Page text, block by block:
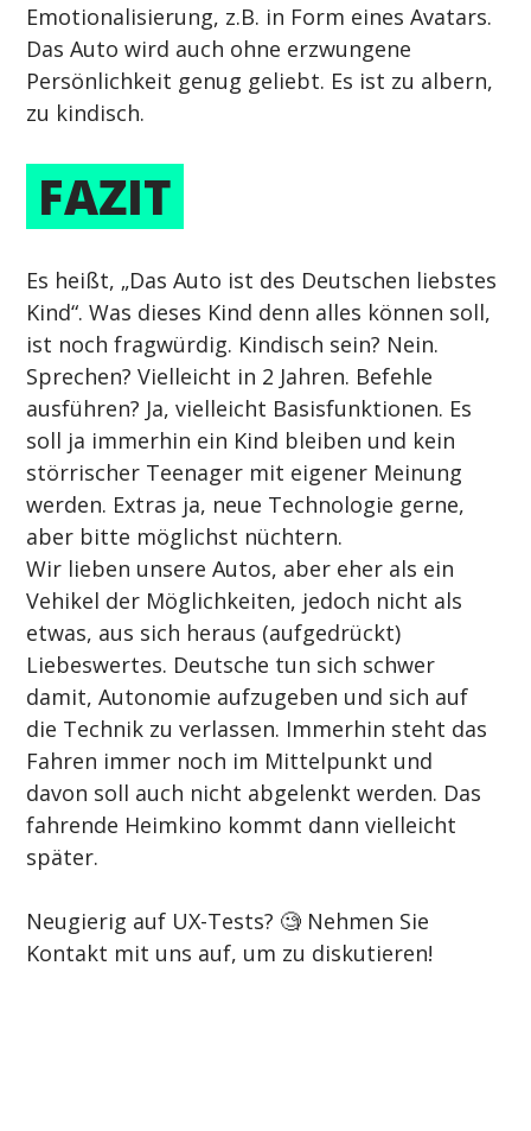
Emotionalisierung, z.B. in Form eines Avatars.
Das Auto wird auch ohne erzwungene
Persönlichkeit genug geliebt. Es ist zu albern,
zu kindisch.
FAZIT
Es heißt, „Das Auto ist des Deutschen liebstes
Kind“. Was dieses Kind denn alles können soll,
ist noch fragwürdig. Kindisch sein? Nein.
Sprechen? Vielleicht in 2 Jahren. Befehle
ausführen? Ja, vielleicht Basisfunktionen. Es
soll ja immerhin ein Kind bleiben und kein
störrischer Teenager mit eigener Meinung
werden. Extras ja, neue Technologie gerne,
aber bitte möglichst nüchtern.
Wir lieben unsere Autos, aber eher als ein
Vehikel der Möglichkeiten, jedoch nicht als
etwas, aus sich heraus (aufgedrückt)
Liebeswertes. Deutsche tun sich schwer
damit, Autonomie aufzugeben und sich auf
die Technik zu verlassen. Immerhin steht das
Fahren immer noch im Mittelpunkt und
davon soll auch nicht abgelenkt werden. Das
fahrende Heimkino kommt dann vielleicht
später.
Neugierig auf UX-Tests? 🧐 Nehmen Sie
Kontakt mit uns auf, um zu diskutieren!